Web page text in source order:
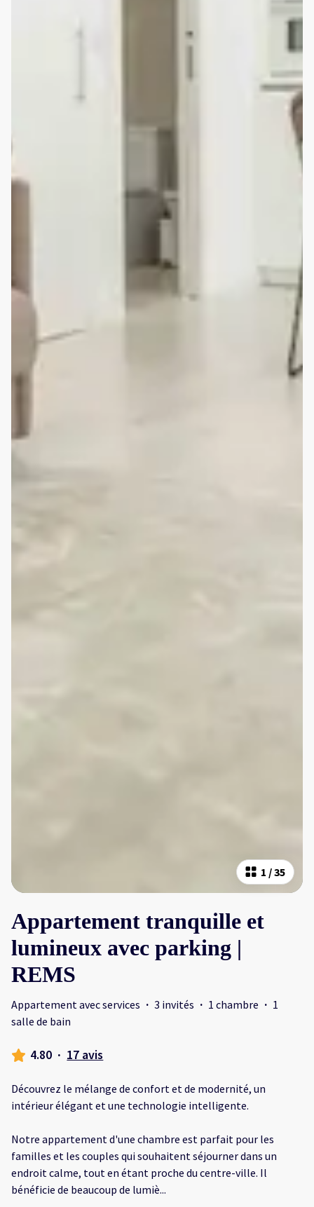
1 /35
Appartement tranquille et
lumineux avec parking |
REMS
Appartement avec services · 3 invités · 1 chambre · 1
salle de bain
4.80 · 17 avis
Découvrez le mélange de confort et de modernité, un
intérieur élégant et une technologie intelligente.
Notre appartement d'une chambre est parfait pour les
familles et les couples qui souhaitent séjourner dans un
endroit calme, tout en étant proche du centre-ville. Il
bénéficie de beaucoup de lumiè...